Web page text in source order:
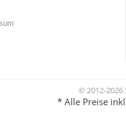
© 2012-2026
* Alle Preise